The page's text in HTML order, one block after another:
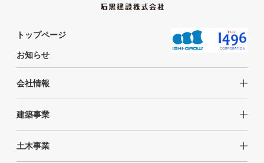
トップページ
お知らせ
会社情報
建築事業
土木事業